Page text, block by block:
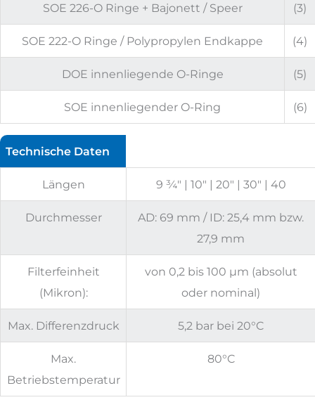
SOE 226-O Ringe + Bajonett / Speer (3)
SOE 222-O Ringe / Polypropylen Endkappe (4)
DOE innenliegende O-Ringe (5)
SOE innenliegender O-Ring (6)
Technische Daten
Längen 9 ¾" | 10" | 20" | 30" | 40
Durchmesser
AD: 69 mm / ID: 25,4 mm bzw.
27,9 mm
Filterfeinheit
(Mikron):
von 0,2 bis 100 µm (absolut
oder nominal)
Max. Differenzdruck 5,2 bar bei 20°C
Max.
Betriebstemperatur
80°C